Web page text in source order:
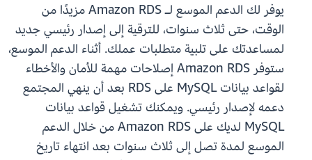
يوفر لك الدعم الموسع لـ Amazon RDS مزيدًا من
الوقت، حتى ثلاث سنوات، للترقية إلى إصدار رئيسي جديد
لمساعدتك على تلبية متطلبات عملك. أثناء الدعم الموسع،
ستوفر Amazon RDS إصلاحات مهمة للأمان والأخطاء
لقواعد بيانات MySQL على RDS بعد أن ينهي المجتمع
دعمه لإصدار رئيسي. ويمكنك تشغيل قواعد بيانات
MySQL لديك على Amazon RDS من خلال الدعم
الموسع لمدة تصل إلى ثلاث سنوات بعد انتهاء تاريخ